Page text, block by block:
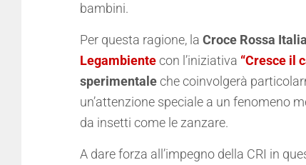
bambini.
Per questa ragione, la Croce Rossa
Legambientecon l’iniziativa “Cresce il
sperimentaleche coinvolgerà
un’attenzione speciale a un fenomeno
da insetti come le zanzare.
A dare forza all’impegno della CRI in